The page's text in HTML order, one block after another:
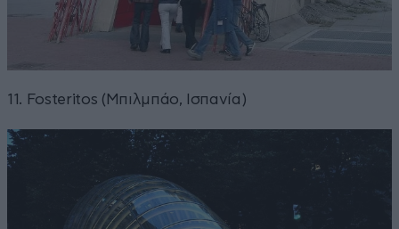
11. Fosteritos (Μπιλμπάο, Ισπανία)